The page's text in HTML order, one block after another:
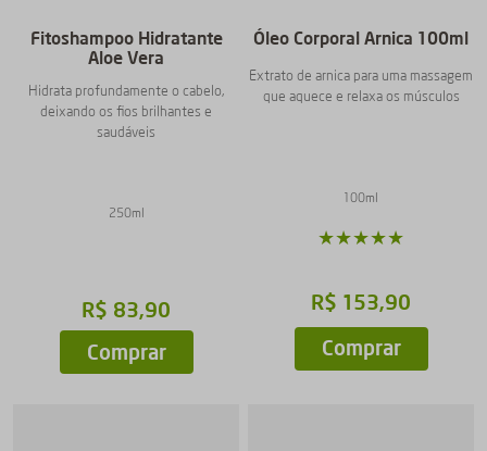
Fitoshampoo Hidratante
Aloe Vera
Hidrata profundamente o cabelo,
deixando os fios brilhantes e
saudáveis
250ml
R$ 83,90
Comprar
Óleo Corporal Arnica 100ml
Extrato de arnica para uma massagem
que aquece e relaxa os músculos
100ml
★★★★★
R$ 153,90
Comprar